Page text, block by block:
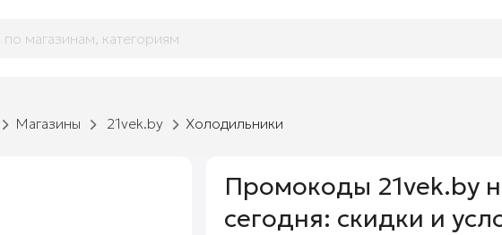
Магазины 21vek.by Холодильники
Промокоды 21vek.by
сегодня: скидки и